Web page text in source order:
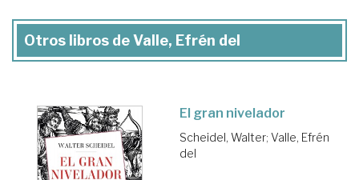
Otros libros de Valle, Efrén del
El gran nivelador
Scheidel, Walter; Valle, Efrén
del